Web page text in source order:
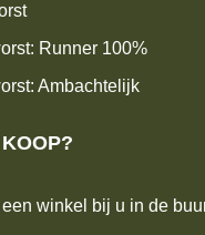
Runner 100%
Ambachtelijk
winkel bij u in de